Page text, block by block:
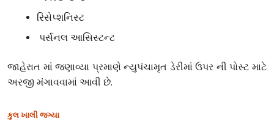
રિસેપ્શનિસ્ટ
પર્સનલ આસિસ્ટન્ટ
જાહેરાત માં જણાવ્યા પ્રમાણે ન્યુપંચામૃત ડેરીમાં ઉપર ની પોસ્ટ માટે
અરજી મંગાવવામાં આવી છે.
કુલ ખાલી જગ્યા